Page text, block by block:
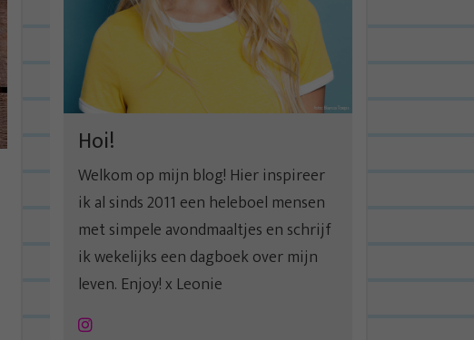
Hoi!
Welkom op mijn blog! Hier inspireer
ik al sinds 2011 een heleboel mensen
met simpele avondmaaltjes en schrijf
ik wekelijks een dagboek over mijn
leven. Enjoy! x Leonie
Instagram